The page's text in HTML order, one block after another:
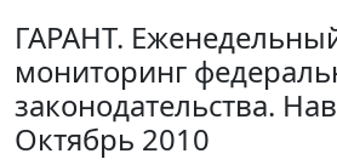
ГАРАНТ.
мониторинг
законодательства.
Октябрь 2010